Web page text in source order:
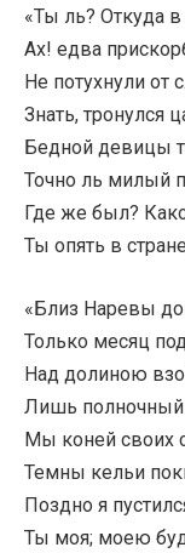
«Ты ль? Откуда в
Ах! едва
Не потухнули от
Знать, тронулся
Бедной девицы
Точно ль милый
Где же был?
Ты опять в
«Близ Наревы
Только месяц
Над долиною
Лишь полночный
Мы коней своих
Темны кельи
Поздно я
Ты моя; моею